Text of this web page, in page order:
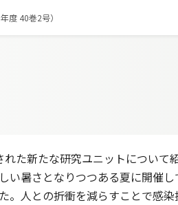
度 40巻2号）
た新たな研究ユニットについて
暑さとなりつつある夏に開催し
人との折衝を減らすことで感